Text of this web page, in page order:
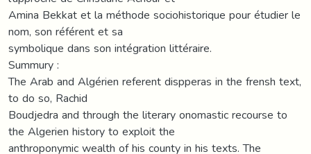
Amina Bekkat et la méthode sociohistorique pour étudier le
nom, son référent et sa
symbolique dans son intégration littéraire.
Summury :
The Arab and Algérien referent dispperas in the frensh text,
to do so, Rachid
Boudjedra and through the literary onomastic recourse to
the Algerien history to exploit the
anthroponymic wealth of his county in his texts. The